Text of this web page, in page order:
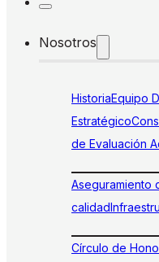
Nosotros
HistoriaEquipo
Estratégico
de Evaluación
Aseguramiento
calidad
Círculo de